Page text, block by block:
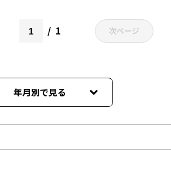
1 次ページ
年月別で見る
08月
07月